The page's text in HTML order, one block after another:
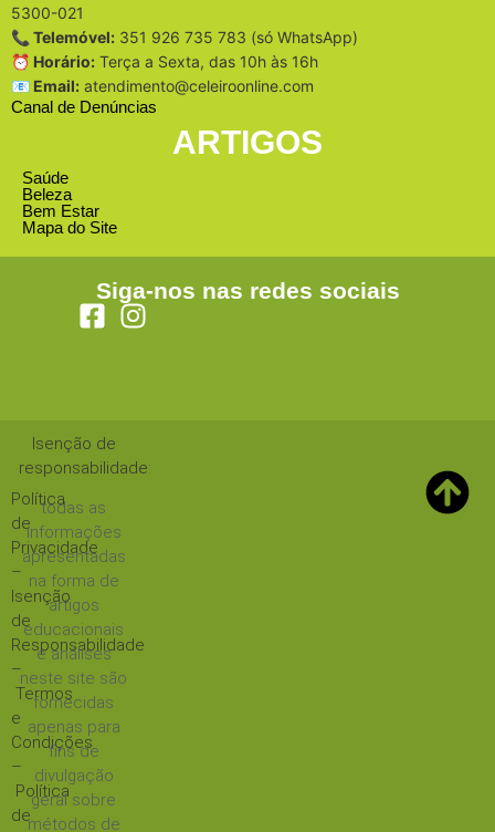
5300-021
📞 Telemóvel: 351 926 735 783 (só WhatsApp)
⏰ Horário: Terça a Sexta, das 10h às 16h
📧 Email: atendimento@celeiroonline.com
Canal de Denúncias
ARTIGOS
Saúde
Beleza
Bem Estar
Mapa do Site
Siga-nos nas redes sociais
Política
de
Privacidade
–
Isenção
de
Responsabilidade
–
Termos
e
Condições
–
Política
de
Isenção de
responsabilidade:
todas as
informações
apresentadas
na forma de
artigos
educacionais
e análises
neste site são
fornecidas
apenas para
fins de
divulgação
geral sobre
métodos de